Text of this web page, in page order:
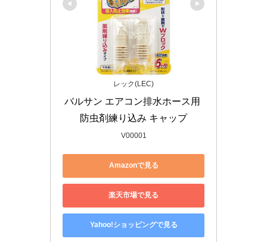
レック(LEC)
バルサン エアコン排水ホース用
防虫剤練り込み キャップ
V00001
Amazonで見る
楽天市場で見る
Yahoo!ショッピングで見る